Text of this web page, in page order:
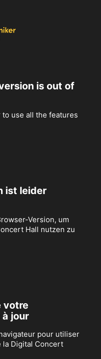
is out of
use all the features
ist leider
Version, um
Hall nutzen zu
votre
à jour
pour utiliser
Digital Concert